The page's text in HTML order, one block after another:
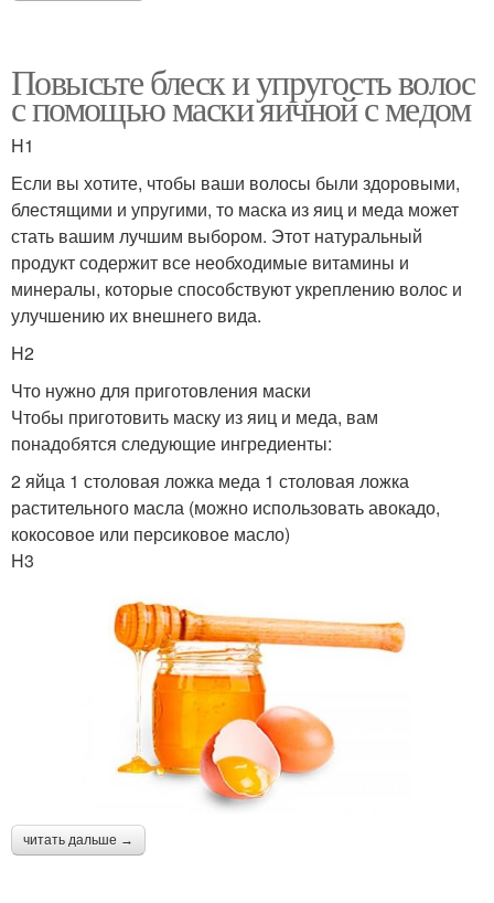
Повысьте блеск и упругость волос
с помощью маски яичной с медом
H1
Если вы хотите, чтобы ваши волосы были здоровыми,
блестящими и упругими, то маска из яиц и меда может
стать вашим лучшим выбором. Этот натуральный
продукт содержит все необходимые витамины и
минералы, которые способствуют укреплению волос и
улучшению их внешнего вида.
H2
Что нужно для приготовления маски
Чтобы приготовить маску из яиц и меда, вам
понадобятся следующие ингредиенты:
2 яйца 1 столовая ложка меда 1 столовая ложка
растительного масла (можно использовать авокадо,
кокосовое или персиковое масло)
H3
читать дальше →